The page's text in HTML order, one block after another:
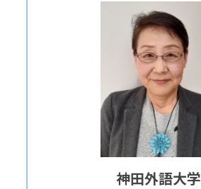
神田外語大学